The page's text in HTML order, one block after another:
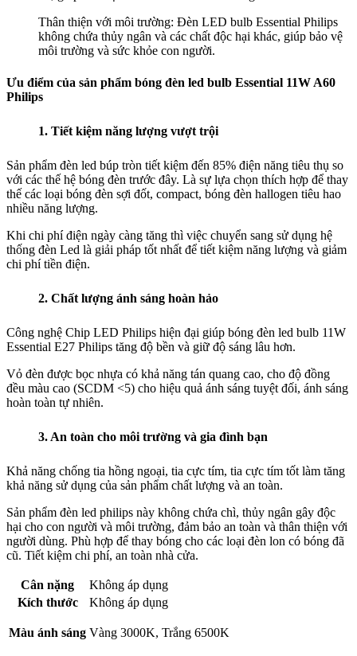
Thân thiện với môi trường: Đèn LED bulb Essential Philips
không chứa thủy ngân và các chất độc hại khác, giúp bảo vệ
môi trường và sức khỏe con người.
Ưu điểm của sản phẩm bóng đèn led bulb Essential 11W A60
Philips
1. Tiết kiệm năng lượng vượt trội
Sản phẩm đèn led búp tròn tiết kiệm đến 85% điện năng tiêu thụ so
với các thế hệ bóng đèn trước đây. Là sự lựa chọn thích hợp để thay
thế các loại bóng đèn sợi đốt, compact, bóng đèn hallogen tiêu hao
nhiều năng lượng.
Khi chi phí điện ngày càng tăng thì việc chuyển sang sử dụng hệ
thống đèn Led là giải pháp tốt nhất để tiết kiệm năng lượng và giảm
chi phí tiền điện.
2. Chất lượng ánh sáng hoàn hảo
Công nghệ Chip LED Philips hiện đại giúp bóng đèn led bulb 11W
Essential E27 Philips tăng độ bền và giữ độ sáng lâu hơn.
Vỏ đèn được bọc nhựa có khả năng tán quang cao, cho độ đồng
đều màu cao (SCDM <5) cho hiệu quả ánh sáng tuyệt đối, ánh sáng
hoàn toàn tự nhiên.
3. An toàn cho môi trường và gia đình bạn
Khả năng chống tia hồng ngoại, tia cực tím, tia cực tím tốt làm tăng
khả năng sử dụng của sản phẩm chất lượng và an toàn.
Sản phẩm đèn led philips này không chứa chì, thủy ngân gây độc
hại cho con người và môi trường, đảm bảo an toàn và thân thiện với
người dùng. Phù hợp để thay bóng cho các loại đèn lon có bóng đã
cũ. Tiết kiệm chi phí, an toàn nhà cửa.
Cân nặng
Không áp dụng
Kích thước
Không áp dụng
Màu ánh sáng Vàng 3000K, Trắng 6500K